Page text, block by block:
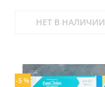
НЕТ В НАЛИЧИИ
-5 %